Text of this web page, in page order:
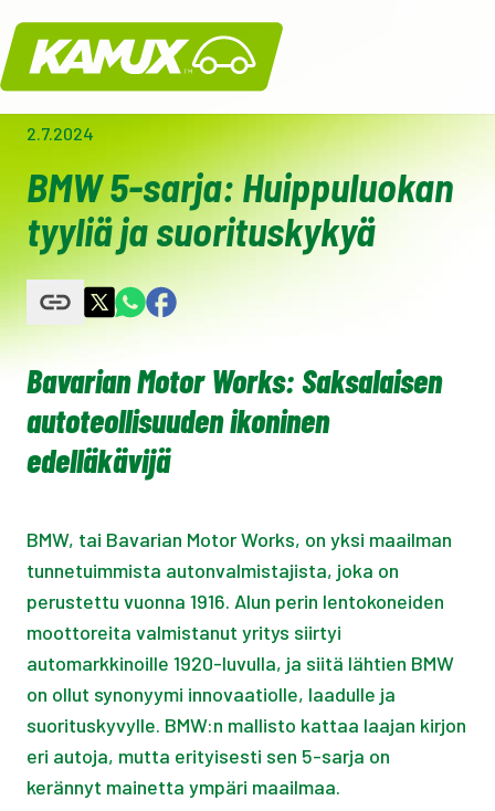
Kamux
2.7.2024
BMW 5-sarja: Huippuluokan
tyyliä ja suorituskykyä
Bavarian Motor Works: Saksalaisen
autoteollisuuden ikoninen
edelläkävijä
BMW, tai Bavarian Motor Works, on yksi maailman
tunnetuimmista autonvalmistajista, joka on
perustettu vuonna 1916. Alun perin lentokoneiden
moottoreita valmistanut yritys siirtyi
automarkkinoille 1920-luvulla, ja siitä lähtien BMW
on ollut synonyymi innovaatiolle, laadulle ja
suorituskyvylle. BMW:n mallisto kattaa laajan kirjon
eri autoja, mutta erityisesti sen 5-sarja on
kerännyt mainetta ympäri maailmaa.